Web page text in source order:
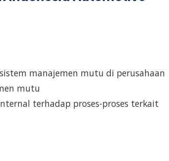
manajemen mutu di perusahaan
mutu
terhadap proses-proses terkait